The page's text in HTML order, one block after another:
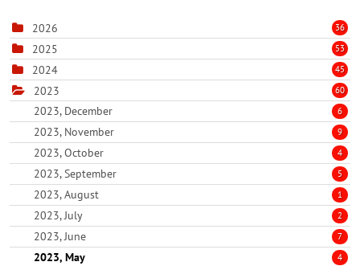
2026 36
2025 53
2024 45
2023 60
2023, December 6
2023, November 9
2023, October 4
2023, September 5
2023, August 1
2023, July 2
2023, June 7
2023, May 4